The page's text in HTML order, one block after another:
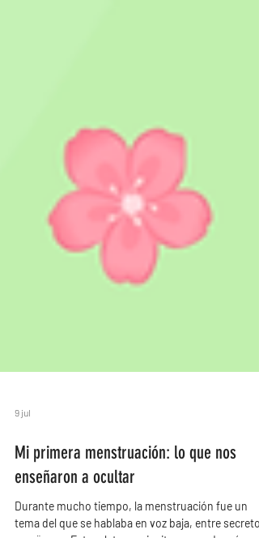
Mi primera menstruación: lo que nos
enseñaron a ocultar
Durante mucho tiempo, la menstruación fue un